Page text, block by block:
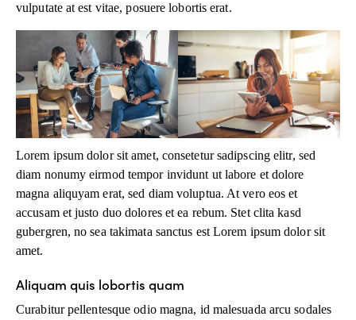
vulputate at est vitae, posuere lobortis erat.
Lorem ipsum dolor sit amet, consetetur sadipscing elitr, sed
diam nonumy eirmod tempor invidunt ut labore et dolore
magna aliquyam erat, sed diam voluptua. At vero eos et
accusam et justo duo dolores et ea rebum. Stet clita kasd
gubergren, no sea takimata sanctus est Lorem ipsum dolor sit
amet.
Aliquam quis lobortis quam
Curabitur pellentesque odio magna, id malesuada arcu sodales